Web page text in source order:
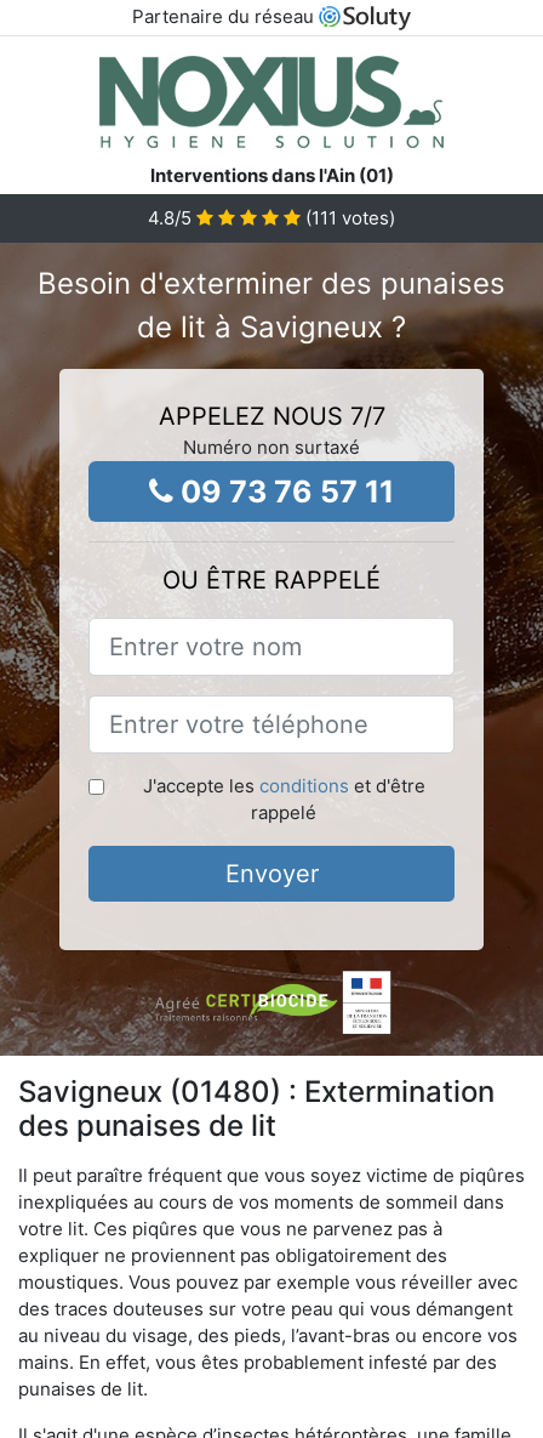
Partenaire du réseau
Interventions dans l'Ain (01)
4.8/5 (111 votes)
Besoin d'exterminer des punaises
de lit à Savigneux ?
APPELEZ NOUS 7/7
Numéro non surtaxé
09 73 76 57 11
OU ÊTRE RAPPELÉ
J'accepte les conditions et d'être
rappelé
Envoyer
Savigneux (01480) : Extermination
des punaises de lit
Il peut paraître fréquent que vous soyez victime de piqûres
inexpliquées au cours de vos moments de sommeil dans
votre lit. Ces piqûres que vous ne parvenez pas à
expliquer ne proviennent pas obligatoirement des
moustiques. Vous pouvez par exemple vous réveiller avec
des traces douteuses sur votre peau qui vous démangent
au niveau du visage, des pieds, l’avant-bras ou encore vos
mains. En effet, vous êtes probablement infesté par des
punaises de lit.